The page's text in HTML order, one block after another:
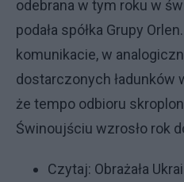
odebrana w tym roku w
podała spółka Grupy
komunikacie, w
dostarczonych ładunków
że tempo odbioru
Świnoujściu wzrosło rok
Czytaj: Obrażała